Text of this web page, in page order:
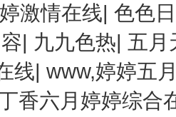
激情在线|色色
| 九九色热| 五月
线| www,婷婷五
香六月婷婷综合